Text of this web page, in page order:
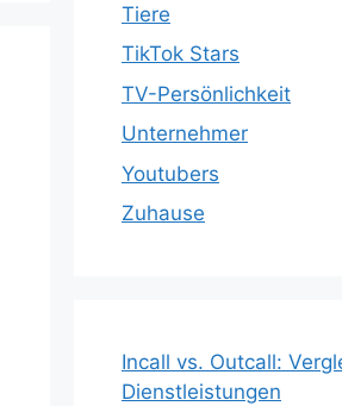
Tiere
TikTok Stars
TV-Persönlichkeit
Unternehmer
Youtubers
Zuhause
Incall vs. Outcall:
Dienstleistungen